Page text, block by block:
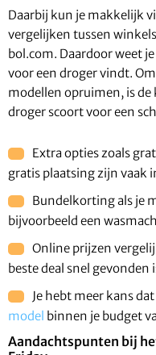
Daarbij kun je makkelijk
vergelijken tussen
bol.com. Daardoor weet
voor een droger vindt.
modellen opruimen, is
droger scoort voor een
Extra opties zoals
gratis plaatsing zijn vaak
Bundelkorting als je
bijvoorbeeld een
Online prijzen
beste deal snel gevonden
Je hebt meer kans
model binnen je budget
Aandachtspunten bij